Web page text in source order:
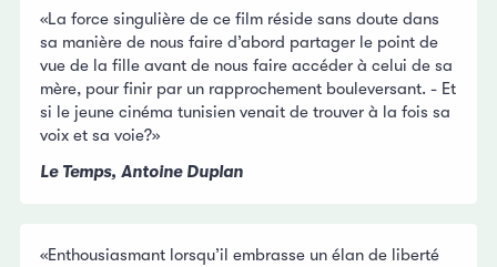
«La force singulière de ce film réside sans doute dans
sa manière de nous faire d’abord partager le point de
vue de la fille avant de nous faire accéder à celui de sa
mère, pour finir par un rapprochement bouleversant. - Et
si le jeune cinéma tunisien venait de trouver à la fois sa
voix et sa voie?»
Le Temps, Antoine Duplan
«Enthousiasmant lorsqu’il embrasse un élan de liberté